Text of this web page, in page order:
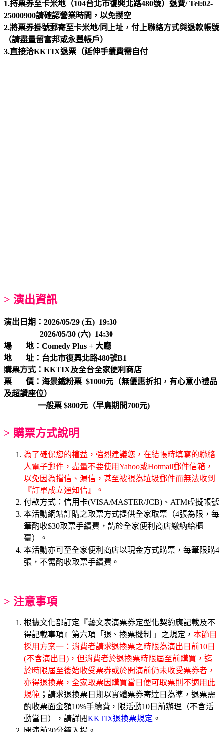
1.持票券至卡米地（104台北市復興北路480號）退費/ Tel:02-
25000900請確認營業時間，以免撲空
2.將票券掛號郵寄至卡米地/同上址，付上聯絡方式與退款帳號
（請盡量留富邦或永豐帳戶）
3.直接洽KKTIX退票（延伸手續費需自付
> 演出資訊
演出日期：2026/05/29 (五) 19:30
2026/05/30 (六) 14:30
場 地：Comedy Plus + 大廳
地 址：台北市復興北路480號B1
購票方式：KKTIX及全台全家便利商店
票 價：海景鐵粉票 $1000元（無優惠折扣，有心意小禮品
及超讚座位）
一般票 $800元（早鳥期間700元)
> 購票方式說明
為了確保您的權益，強烈建議您，在結帳時填寫的聯絡
人電子郵件，盡量不要使用Yahoo或Hotmail郵件信箱，
以免因為擋信、漏信，甚至被視為垃圾郵件而無法收到
『訂單成立通知信』。
付款方式：信用卡(VISA/MASTER/JCB)、ATM虛擬帳號
本活動網站訂購之取票方式提供全家取票（4張為限，每
筆酌收$30取票手續費，請於全家便利商店繳納給櫃
臺）。
本活動亦可至全家便利商店以現金方式購票，每筆限購4
張，不需酌收取票手續費。
> 注意事項
根據文化部訂定『藝文表演票券定型化契約應記載及不
得記載事項』第六項「退、換票機制 」之規定， 本節目
採用方案一：消費者請求退換票之時限為演出日前10日
(不含演出日)，但消費者於退換票時限屆至前購買，迄
於時限屆至後始收受票券或於開演前仍未收受票券者，
亦得退換票，全家取票因購買當日便可取票則不適用此
規範 ； 請求退換票日期以實體票券寄達日為準，退票需
酌收票面金額10%手續費，限活動10日前辦理（不含活
動當日），請詳閱KKTIX退換票規定 。
開演前30分鐘入場。